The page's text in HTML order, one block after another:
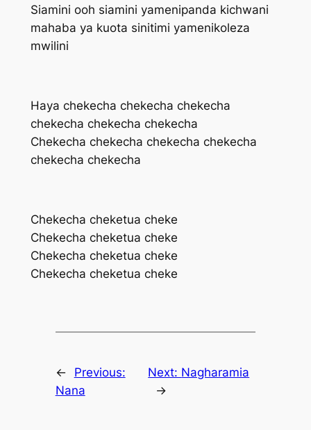
Siamini ooh siamini yamenipanda kichwani
mahaba ya kuota sinitimi yamenikoleza
mwilini
Haya chekecha chekecha chekecha
chekecha chekecha chekecha
Chekecha chekecha chekecha chekecha
chekecha chekecha
Chekecha cheketua cheke
Chekecha cheketua cheke
Chekecha cheketua cheke
Chekecha cheketua cheke
←
Previous:
Nana
Next: Nagharamia
→